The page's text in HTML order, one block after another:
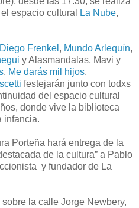
espacio cultural
La Nube,
Diego Frenkel , Mundo Arlequín,
y Alasmandalas, Mavi y
, Me darás mil hijos,
festejarán junto con todxs
del espacio cultural
donde vive la biblioteca
infancia.
Porteña hará entrega de la
de la cultura” a Pablo
y fundador de La
la calle Jorge Newbery,